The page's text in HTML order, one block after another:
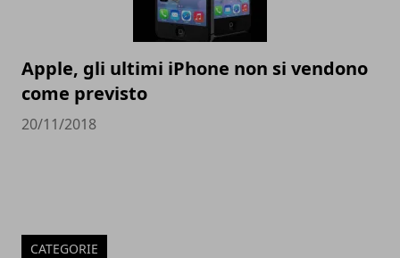
Apple, gli ultimi iPhone non si vendono
come previsto
20/11/2018
CATEGORIE